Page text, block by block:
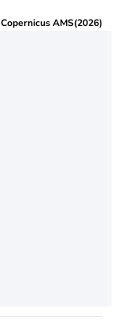
Copernicus AMS(2026)